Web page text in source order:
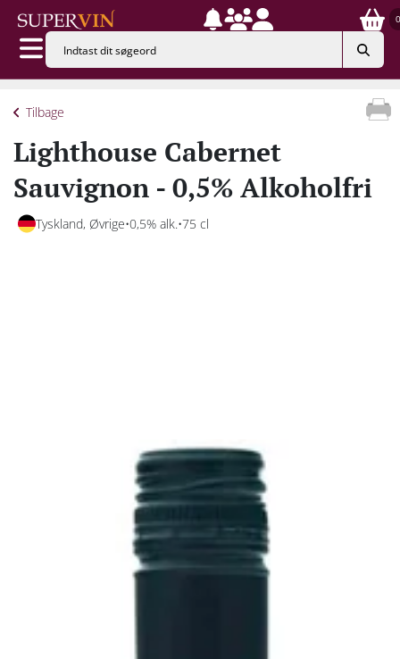
0
Tilbage
Lighthouse Cabernet
Sauvignon - 0,5% Alkoholfri
Tyskland, Øvrige 0,5% alk. 75 cl